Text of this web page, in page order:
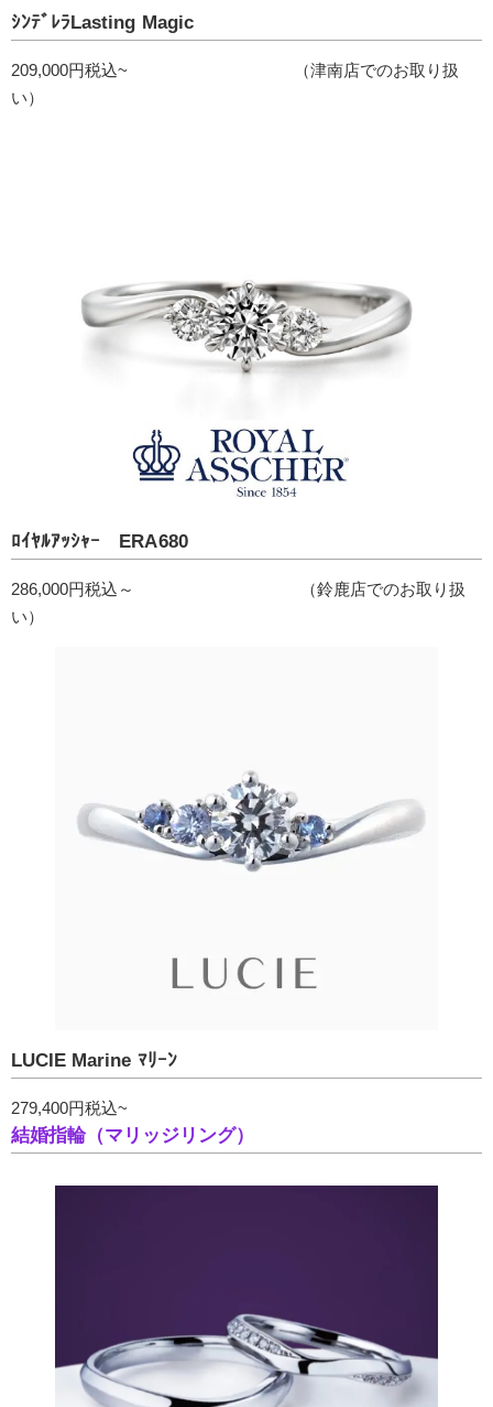
ｼﾝﾃﾞﾚﾗLasting Magic
209,000円税込~ （津南店でのお取り扱
い）
ﾛｲﾔﾙｱｯｼｬｰ ERA680
286,000円税込～ （鈴鹿店でのお取り扱
い）
LUCIE Marine ﾏﾘｰﾝ
279,400円税込~
結婚指輪（マリッジリング）